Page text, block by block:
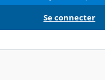
Se connecter